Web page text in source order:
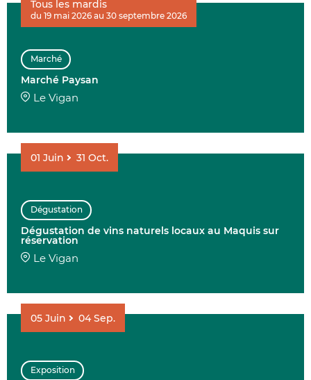
DATE
Marché
Marché Paysan
Le Vigan
Tous les mardis
du 19 mai 2026 au 30 septembre 2026
Dégustation
Dégustation de vins naturels locaux au Maquis sur
réservation
Le Vigan
01 Juin 31 Oct.
Exposition
05 Juin 04 Sep.